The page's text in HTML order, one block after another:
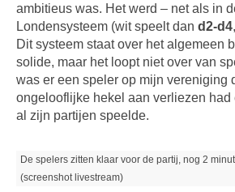
ambitieus was. Het werd – net als in
Londensysteem (wit speelt dan d2-d4,
Dit systeem staat over het algemeen
solide, maar het loopt niet over van
was er een speler op mijn vereniging
ongelooflijke hekel aan verliezen had
al zijn partijen speelde.
De spelers zitten klaar voor de partij, nog 2
(screenshot livestream)